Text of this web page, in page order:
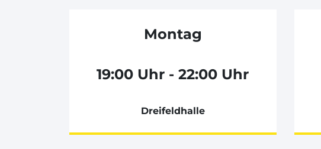
Montag
19:00 Uhr - 22:00 Uhr
Dreifeldhalle